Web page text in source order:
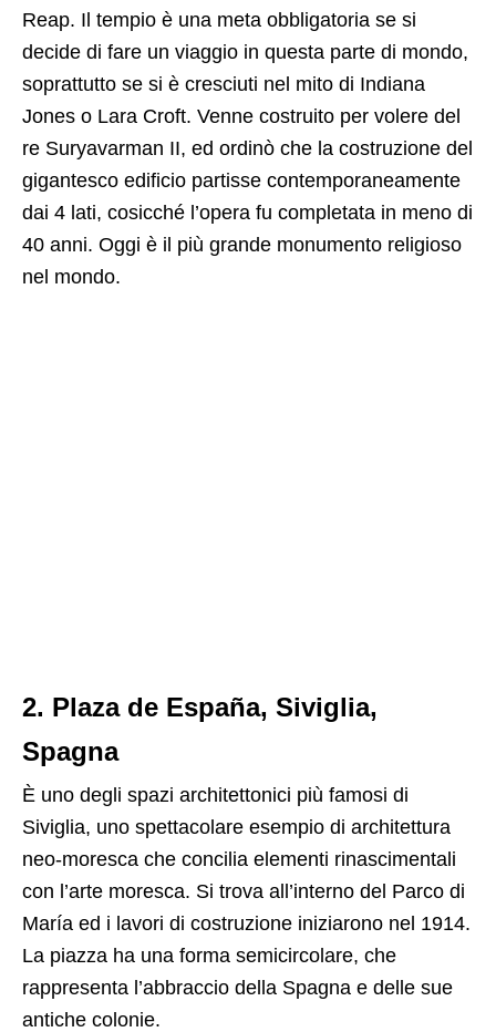
Reap. Il tempio è una meta obbligatoria se si
decide di fare un viaggio in questa parte di mondo,
soprattutto se si è cresciuti nel mito di Indiana
Jones o Lara Croft. Venne costruito per volere del
re Suryavarman II, ed ordinò che la costruzione del
gigantesco edificio partisse contemporaneamente
dai 4 lati, cosicché l’opera fu completata in meno di
40 anni. Oggi è il più grande monumento religioso
nel mondo.
2. Plaza de España, Siviglia,
Spagna
È uno degli spazi architettonici più famosi di
Siviglia, uno spettacolare esempio di architettura
neo-moresca che concilia elementi rinascimentali
con l’arte moresca. Si trova all’interno del Parco di
María ed i lavori di costruzione iniziarono nel 1914.
La piazza ha una forma semicircolare, che
rappresenta l’abbraccio della Spagna e delle sue
antiche colonie.